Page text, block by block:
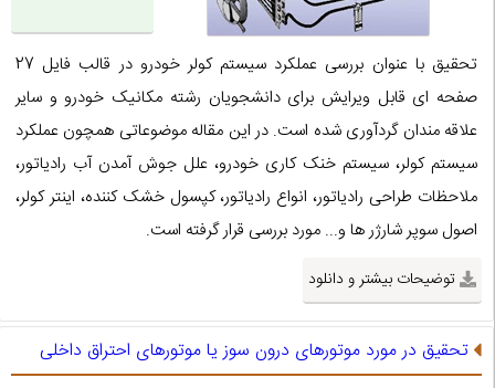
تحقیق با عنوان بررسی عملکرد سیستم کولر خودرو در قالب فایل 27
صفحه ای قابل ویرایش برای دانشجویان رشته مکانیک خودرو و سایر
علاقه مندان گردآوری شده است. در این مقاله موضوعاتی همچون عملکرد
سیستم کولر، سیستم خنک کاری خودرو، علل جوش آمدن آب رادیاتور،
ملاحظات طراحی رادیاتور، انواع رادیاتور، کپسول خشک کننده، اینتر کولر،
اصول سوپر شارژر ها و... مورد بررسی قرار گرفته است.
توضیحات بیشتر و دانلود
تحقیق در مورد موتورهای درون سوز یا موتورهای احتراق داخلی